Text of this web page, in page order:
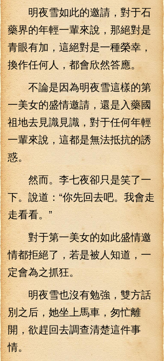
明夜雪如此的邀請，對于石
藥界的年輕一輩來說，那絕對是
青眼有加，這絕對是一種榮幸，
換作任何人，都會欣然答應。
不論是因為明夜雪這樣的第
一美女的盛情邀請，還是入藥國
祖地去見識見識，對于任何年輕
一輩來說，這都是無法抵抗的誘
惑。
然而。李七夜卻只是笑了一
下。說道：“你先回去吧。我會走
走看看。”
對于第一美女的如此盛情邀
情都拒絕了，若是被人知道，一
定會為之抓狂。
明夜雪也沒有勉強，雙方話
別之后，她坐上馬車，匆忙離
開，欲趕回去調查清楚這件事
情。